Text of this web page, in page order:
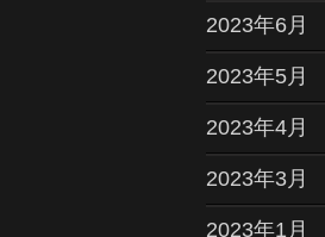
2023年6月
2023年5月
2023年4月
2023年3月
2023年1月